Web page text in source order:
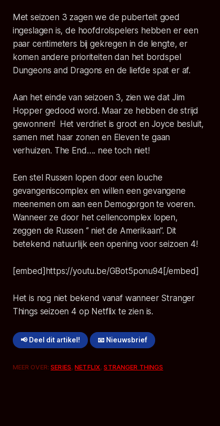
Met seizoen 3 zagen we de puberteit goed
ingeslagen is, de hoofdrolspelers hebben er een
paar centimeters bij gekregen in de lengte, er
komen andere prioriteiten dan het bordspel
Dungeons and Dragons en de liefde spat er af.
Aan het einde van seizoen 3, zien we dat Jim
Hopper gedood word. Maar ze hebben de strijd
gewonnen! Het verdriet is groot en Joyce besluit,
samen met haar zonen en Eleven te gaan
verhuizen. The End…. nee toch niet!
Een stel Russen lopen door een louche
gevangeniscomplex en willen een gevangene
meenemen om aan een Demogorgon te voeren.
Wanneer ze door het cellencomplex lopen,
zeggen de Russen ‘’ niet de Amerikaan’’. Dit
betekend natuurlijk een opening voor seizoen 4!
[embed]https://youtu.be/GBot5ponu94[/embed]
Het is nog niet bekend vanaf wanneer Stranger
Things seizoen 4 op Netflix te zien is.
📢 Deel dit artikel! 📧 Nieuwsbrief
MEER OVER:SERIES,NETFLIX,STRANGER THINGS